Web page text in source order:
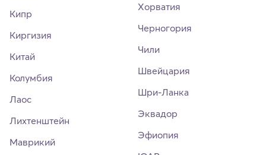
Кипр
Киргизия
Китай
Колумбия
Лаос
Лихтенштейн
Маврикий
Хорватия
Черногория
Чили
Швейцария
Шри-Ланка
Эквадор
Эфиопия